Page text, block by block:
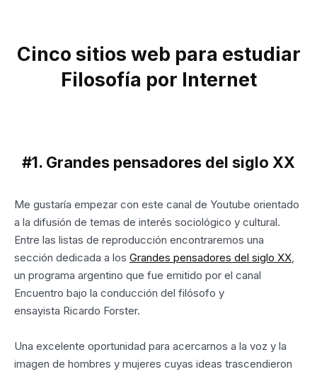
Cinco sitios web para estudiar
Filosofía por Internet
#1. Grandes pensadores del siglo XX
Me gustaría empezar con este canal de Youtube orientado
a la difusión de temas de interés sociológico y cultural.
Entre las listas de reproducción encontraremos una
sección dedicada a los Grandes pensadores del siglo XX,
un programa argentino que fue emitido por el canal
Encuentro bajo la conducción del filósofo y
ensayista Ricardo Forster.
Una excelente oportunidad para acercarnos a la voz y la
imagen de hombres y mujeres cuyas ideas trascendieron